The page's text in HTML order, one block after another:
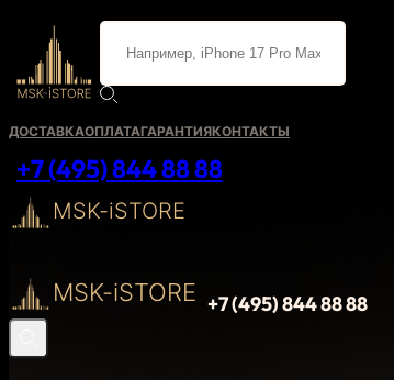
ДОСТАВКАОПЛАТАГАРАНТИЯКОНТАКТЫ
+7 (495) 844 88 88
MSK-iSTORE
MSK-iSTORE +7 (495) 844 88 88